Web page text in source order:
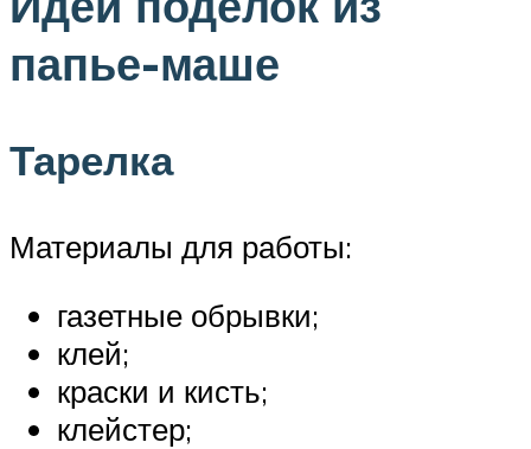
папье-маше
Тарелка
Материалы для работы:
газетные обрывки;
клей;
краски и кисть;
клейстер;